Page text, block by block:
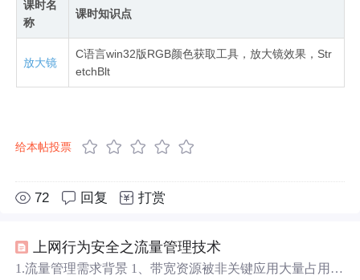
课时名
称
课时知识点
放大镜
C语言win32版RGB颜色获取工具，放大镜效果，Str
etchBlt
给本帖投票
72 回复 打赏
上网行为安全之流量管理技术
1.流量管理需求背景 1、带宽资源被非关键应用大量占用: